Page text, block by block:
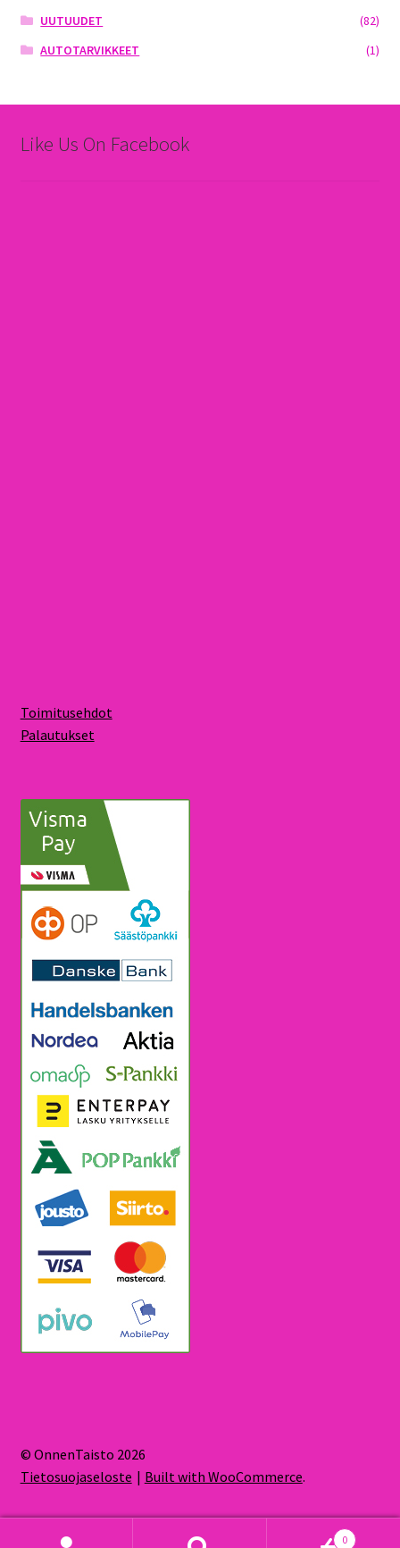
UUTUUDET
(82)
AUTOTARVIKKEET
(1)
Like Us On Facebook
Toimitusehdot
Palautukset
© OnnenTaisto 2026
Tietosuojaseloste
Built with WooCommerce.
0